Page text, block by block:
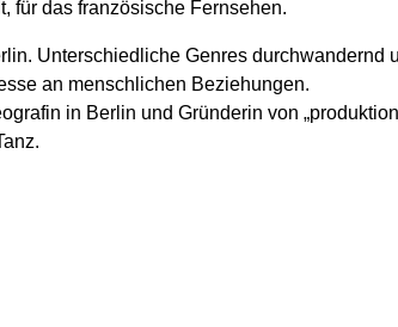
für das französische Fernsehen.
Unterschiedliche Genres durchwandernd
an menschlichen Beziehungen.
in Berlin und Gründerin von